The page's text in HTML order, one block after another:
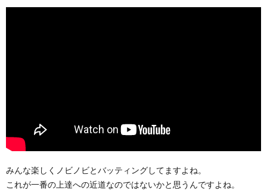
みんな楽しくノビノビとバッティングしてますよね。
これが一番の上達への近道なのではないかと思うんですよね。